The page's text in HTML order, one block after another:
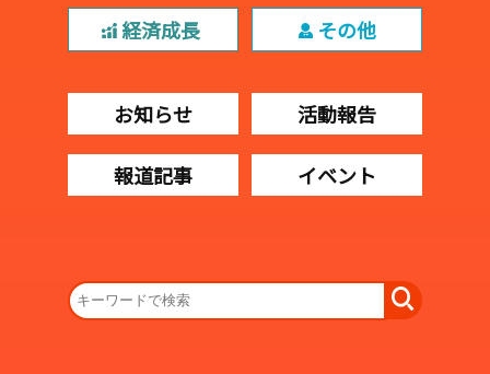
経済成長 その他
お知らせ 活動報告
報道記事 イベント